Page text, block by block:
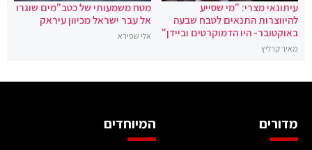
עיתונאי מצרי: "מי שסייע
להיווצרות התנאים לטבח שבעה
באוקטובר- היו הדמוקרטים וביידן"
מאיר קרליץ
מטח משמעותי של כטב"מים שוגרו
אל עבר ישראל מכיוון עיראק
אלי שפירא
מדורים המיוחדים